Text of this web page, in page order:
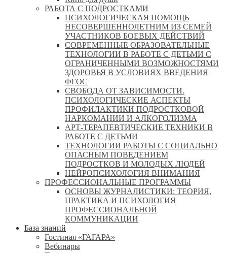
РАБОТА С ПОДРОСТКАМИ
ПСИХОЛОГИЧЕСКАЯ ПОМОЩЬ
НЕСОВЕРШЕННОЛЕТНИМ ИЗ СЕМЕЙ
УЧАСТНИКОВ БОЕВЫХ ДЕЙСТВИЙ
СОВРЕМЕННЫЕ ОБРАЗОВАТЕЛЬНЫЕ
ТЕХНОЛОГИИ В РАБОТЕ С ДЕТЬМИ С
ОГРАНИЧЕННЫМИ ВОЗМОЖНОСТЯМИ
ЗДОРОВЬЯ В УСЛОВИЯХ ВВЕДЕНИЯ
ФГОС
СВОБОДА ОТ ЗАВИСИМОСТИ.
ПСИХОЛОГИЧЕСКИЕ АСПЕКТЫ
ПРОФИЛАКТИКИ ПОДРОСТКОВОЙ
НАРКОМАНИИ И АЛКОГОЛИЗМА
АРТ-ТЕРАПЕВТИЧЕСКИЕ ТЕХНИКИ В
РАБОТЕ С ДЕТЬМИ
ТЕХНОЛОГИИ РАБОТЫ С СОЦИАЛЬНО
ОПАСНЫМ ПОВЕДЕНИЕМ
ПОДРОСТКОВ И МОЛОДЫХ ЛЮДЕЙ
НЕЙРОПСИХОЛОГИЯ ВНИМАНИЯ
ПРОФЕССИОНАЛЬНЫЕ ПРОГРАММЫ
ОСНОВЫ ЖУРНАЛИСТИКИ: ТЕОРИЯ,
ПРАКТИКА И ПСИХОЛОГИЯ
ПРОФЕССИОНАЛЬНОЙ
КОММУНИКАЦИИ
База знаний
Гостиная «ГАГАРА»
Вебинары